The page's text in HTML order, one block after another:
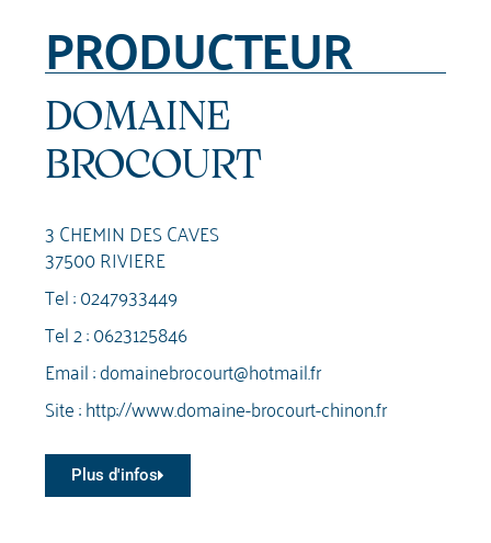
PRODUCTEUR
DOMAINE
BROCOURT
3 CHEMIN DES CAVES
37500 RIVIERE
Tel :0247933449
Tel 2 :0623125846
Email :domainebrocourt@hotmail.fr
Site :http://www.domaine-brocourt-chinon.fr
Plus d'infos